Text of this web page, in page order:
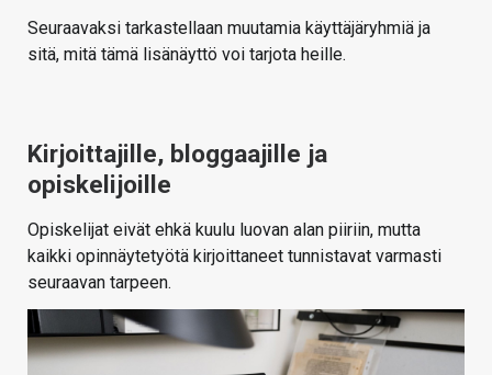
Seuraavaksi tarkastellaan muutamia käyttäjäryhmiä ja
sitä, mitä tämä lisänäyttö voi tarjota heille.
Kirjoittajille, bloggaajille ja
opiskelijoille
Opiskelijat eivät ehkä kuulu luovan alan piiriin, mutta
kaikki opinnäytetyötä kirjoittaneet tunnistavat varmasti
seuraavan tarpeen.